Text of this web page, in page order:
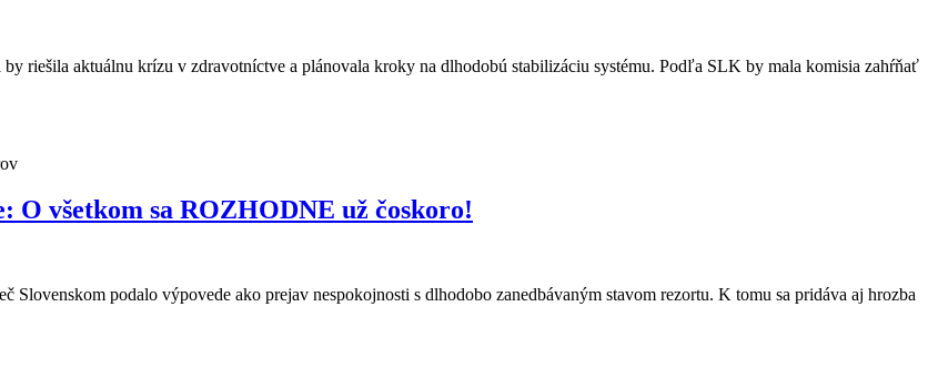
riešila aktuálnu krízu v zdravotníctve a plánovala kroky na dlhodobú stabilizáciu systému. Podľa SLK by mala komisia zahŕňať
všetkom sa ROZHODNE už čoskoro!
Slovenskom podalo výpovede ako prejav nespokojnosti s dlhodobo zanedbávaným stavom rezortu. K tomu sa pridáva aj hrozba